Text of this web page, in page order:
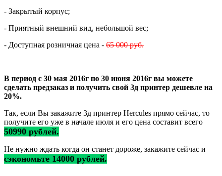
- Закрытый корпус;
- Приятный внешний вид, небольшой вес;
- Доступная розничная цена - 65 000 руб.
В период с 30 мая 2016г по 30 июня 2016г вы можете
сделать предзаказ и получить свой 3д принтер дешевле на
20%.
Так, если Вы закажите 3д принтер Hercules прямо сейчас, то
получите его уже в начале июля и его цена составит всего
50990 рублей.
Не нужно ждать когда он станет дороже, закажите сейчас и
сэкономьте 14000 рублей.